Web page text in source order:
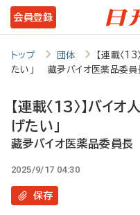
メ
イ
ン
ツ
に
会員登録
トップ 団体
【連載〈
たい」 藏夛バイオ医薬品委員
【連載〈13〉】バイ
げたい」
藏夛バイオ医薬品委員長
2025/9/17 04:30
保存